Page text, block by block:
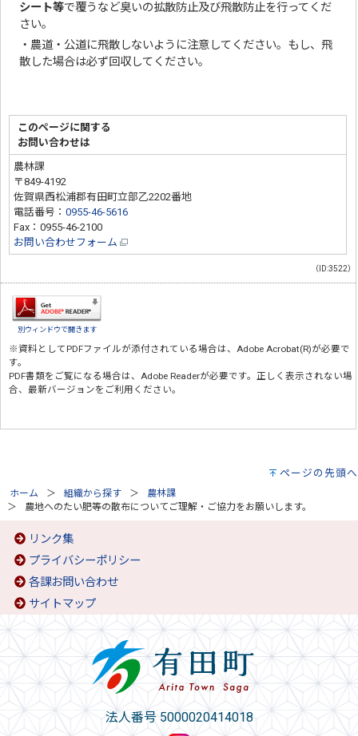
シート等で覆うなど臭いの拡散防止及び飛散防止を行ってくだ
さい。
・農道・公道に飛散しないように注意してください。もし、飛
散した場合は必ず回収してください。
このページに関する
お問い合わせは
農林課
〒849-4192
佐賀県西松浦郡有田町立部乙2202番地
電話番号：0955-46-5616
Fax：0955-46-2100
お問い合わせフォーム
（ID:3522）
別ウィンドウで開きます
※資料としてPDFファイルが添付されている場合は、 Adobe Acrobat(R)が必要で
す。
PDF書類をご覧になる場合は、 Adobe Readerが必要です。正しく表示されない場
合、最新バージョンをご利用ください。
ページの先頭へ
ホーム 組織から探す
農林課
農地へのたい肥等の散布についてご理解・ご協力をお願いします。
リンク集
プライバシーポリシー
各課お問い合わせ
サイトマップ
法人番号 5000020414018